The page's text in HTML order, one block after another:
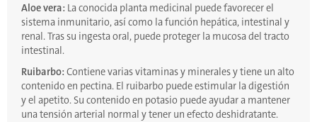
Aloe vera: La conocida planta medicinal puede favorecer el
sistema inmunitario, así como la función hepática, intestinal y
renal. Tras su ingesta oral, puede proteger la mucosa del tracto
intestinal.
Ruibarbo: Contiene varias vitaminas y minerales y tiene un alto
contenido en pectina. El ruibarbo puede estimular la digestión
y el apetito. Su contenido en potasio puede ayudar a mantener
una tensión arterial normal y tener un efecto deshidratante.